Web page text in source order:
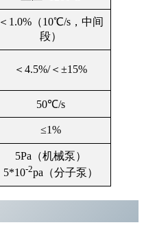
＜1.0%（10℃/s，中间
段）
＜4.5%/＜±15%
50℃/s
≤1%
5Pa（机械泵）
5*10-2pa（分子泵）